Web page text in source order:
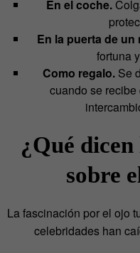
En el coche.
En la puerta de un
fortuna
Como regalo. Se
cuando se
¿Qué
sobre
La fascinación por el ojo
celebridades han